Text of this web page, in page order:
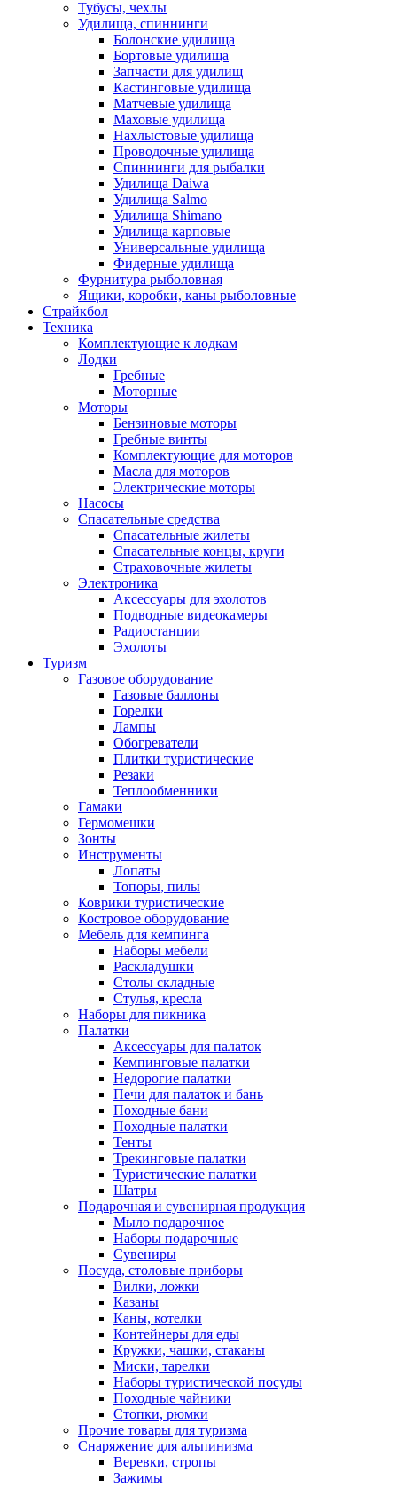
Тубусы, чехлы
Удилища, спиннинги
Болонские удилища
Бортовые удилища
Запчасти для удилищ
Кастинговые удилища
Матчевые удилища
Маховые удилища
Нахлыстовые удилища
Проводочные удилища
Спиннинги для рыбалки
Удилища Daiwa
Удилища Salmo
Удилища Shimano
Удилища карповые
Универсальные удилища
Фидерные удилища
Фурнитура рыболовная
Ящики, коробки, каны рыболовные
Страйкбол
Техника
Комплектующие к лодкам
Лодки
Гребные
Моторные
Моторы
Бензиновые моторы
Гребные винты
Комплектующие для моторов
Масла для моторов
Электрические моторы
Насосы
Спасательные средства
Спасательные жилеты
Спасательные концы, круги
Страховочные жилеты
Электроника
Аксессуары для эхолотов
Подводные видеокамеры
Радиостанции
Эхолоты
Туризм
Газовое оборудование
Газовые баллоны
Горелки
Лампы
Обогреватели
Плитки туристические
Резаки
Теплообменники
Гамаки
Гермомешки
Зонты
Инструменты
Лопаты
Топоры, пилы
Коврики туристические
Костровое оборудование
Мебель для кемпинга
Наборы мебели
Раскладушки
Столы складные
Стулья, кресла
Наборы для пикника
Палатки
Аксессуары для палаток
Кемпинговые палатки
Недорогие палатки
Печи для палаток и бань
Походные бани
Походные палатки
Тенты
Трекинговые палатки
Туристические палатки
Шатры
Подарочная и сувенирная продукция
Мыло подарочное
Наборы подарочные
Сувениры
Посуда, столовые приборы
Вилки, ложки
Казаны
Каны, котелки
Контейнеры для еды
Кружки, чашки, стаканы
Миски, тарелки
Наборы туристической посуды
Походные чайники
Стопки, рюмки
Прочие товары для туризма
Снаряжение для альпинизма
Веревки, стропы
Зажимы